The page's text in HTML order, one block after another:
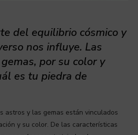
del equilibrio cósmico y
nos influye. Las
por su color y
es tu piedra de
astros y las gemas están vinculados
y su color. De las características